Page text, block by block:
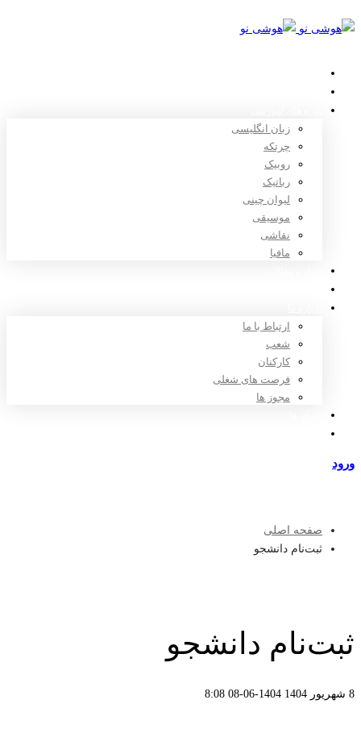
زبان انگلیسی
چرتکه
روبیک
رباتیک
لیوان چینی
موسیقی
نقاشی
مافیا
ارتباط با ما
شعب
کارکنان
فرصت های شغلی
مجوز ها
ورود
صفحه اصلی
ثبت‌نام دانشجو
ثبت‌نام دانشجو
8 شهریور 1404 1404-06-08 8:08